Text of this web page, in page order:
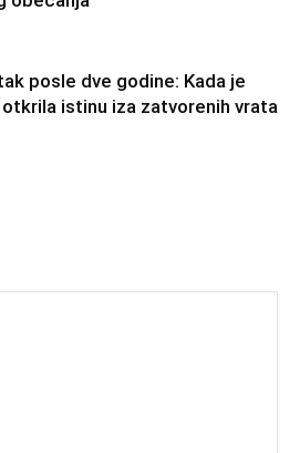
posle dve godine: Kada je
otkrila istinu iza zatvorenih vrata